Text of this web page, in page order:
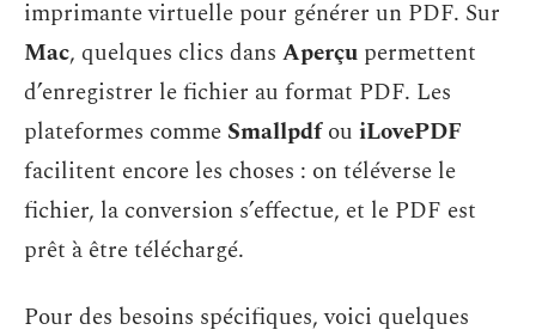
imprimante virtuelle pour générer un PDF. Sur
Mac, quelques clics dans Aperçu permettent
d’enregistrer le fichier au format PDF. Les
plateformes comme Smallpdfou iLovePDF
facilitent encore les choses : on téléverse le
fichier, la conversion s’effectue, et le PDF est
prêt à être téléchargé.
Pour des besoins spécifiques, voici quelques